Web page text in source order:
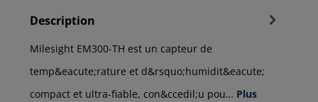
Description
Milesight EM300-TH est un capteur de
temp&eacute;rature et d&rsquo;humidit&eacute;
compact et ultra-fiable, con&ccedil;u pou… Plus